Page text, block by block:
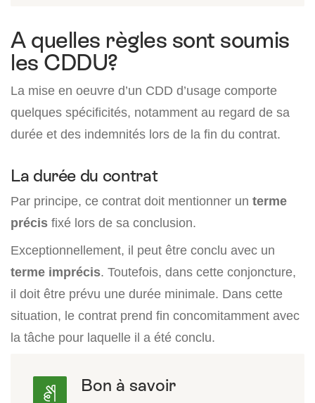
A quelles règles sont soumis
les CDDU?
La mise en oeuvre d’un CDD d’usage comporte
quelques spécificités, notamment au regard de sa
durée et des indemnités lors de la fin du contrat.
La durée du contrat
Par principe, ce contrat doit mentionner un terme
précis fixé lors de sa conclusion.
Exceptionnellement, il peut être conclu avec un
terme imprécis. Toutefois, dans cette conjoncture,
il doit être prévu une durée minimale. Dans cette
situation, le contrat prend fin concomitamment avec
la tâche pour laquelle il a été conclu.
Bon à savoir